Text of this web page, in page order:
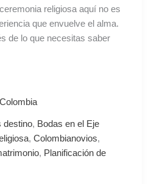
religiosa aquí no es
que envuelve el alma.
de lo que necesitas saber
destino, Bodas en el Eje
, Colombianovios,
, Planificación de